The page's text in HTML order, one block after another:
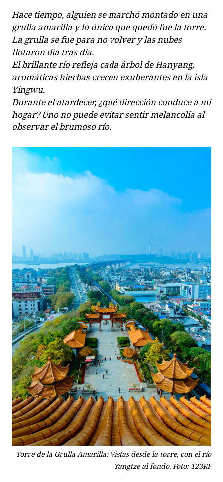
Hace tiempo, alguien se marchó montado en una
grulla amarilla y lo único que quedó fue la torre.
La grulla se fue para no volver y las nubes
flotaron día tras día.
El brillante río refleja cada árbol de Hanyang,
aromáticas hierbas crecen exuberantes en la isla
Yingwu.
Durante el atardecer, ¿qué dirección conduce a mi
hogar? Uno no puede evitar sentir melancolía al
observar el brumoso río.
Torre de la Grulla Amarilla: Vistas desde la torre, con el río
Yangtze al fondo. Foto: 123RF